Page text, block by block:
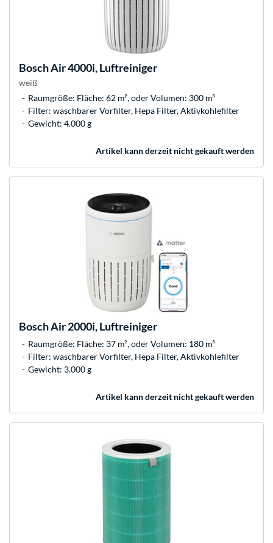
BoschAir 4000i, Luftreiniger
weiß
Raumgröße: Fläche: 62 m², oder Volumen: 300 m³
Filter: waschbarer Vorfilter, Hepa Filter, Aktivkohlefilter
Gewicht: 4.000 g
Artikel kann derzeit nicht gekauft werden
BoschAir 2000i, Luftreiniger
Raumgröße: Fläche: 37 m², oder Volumen: 180 m³
Filter: waschbarer Vorfilter, Hepa Filter, Aktivkohlefilter
Gewicht: 3.000 g
Artikel kann derzeit nicht gekauft werden